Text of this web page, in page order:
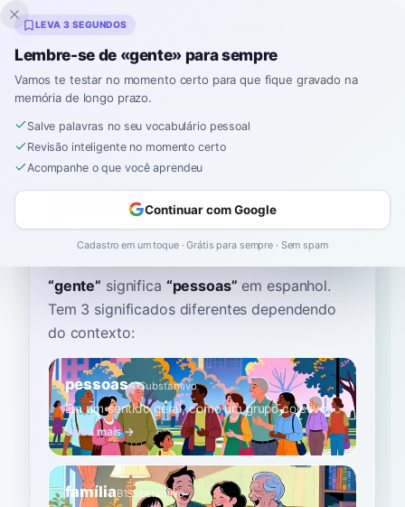
Inklingo
Início›Espanhol›Dicionário›gente
gente
HEN-teh ˈxente
“gente” significa “pessoas” em espanhol.
Tem 3 significados diferentes dependendo
do contexto:
pessoasA1Substantivo
Em um sentido geral, como um grupo coletivo.
Saiba mais →
famíliaB1Substantivo
LEVA 3 SEGUNDOS
Lembre-se de «gente» para sempre
Vamos te testar no momento certo para que fique gravado na
memória de longo prazo.
Salve palavras no seu vocabulário pessoal
Revisão inteligente no momento certo
Acompanhe o que você aprendeu
Continuar com Google
Cadastro em um toque · Grátis para sempre · Sem spam